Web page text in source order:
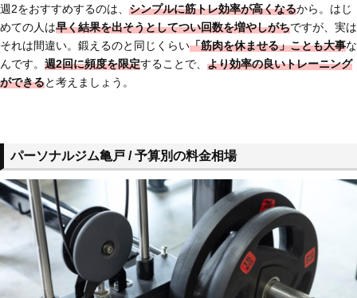
週2をおすすめするのは、 シンプルに筋トレ効率が高くなるから。はじ
めての人は早く結果を出そうとしてつい回数を増やしがちですが、実は
それは間違い。鍛えるのと同じくらい「筋肉を休ませる」ことも大事な
んです。 週2回に頻度を限定することで、 より効率の良いトレーニング
ができると考えましょう。
パーソナルジム亀戸 / 予算別の料金相場